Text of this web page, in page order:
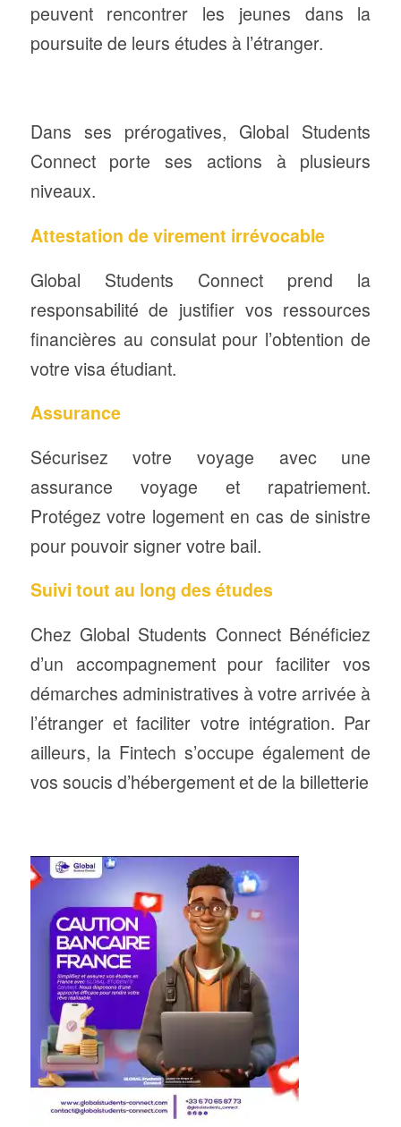
peuvent rencontrer les jeunes dans la
poursuite de leurs études à l’étranger.
Dans ses prérogatives, Global Students
Connect porte ses actions à plusieurs
niveaux.
Attestation de virement irrévocable
Global Students Connect prend la
responsabilité de justifier vos ressources
financières au consulat pour l’obtention de
votre visa étudiant.
Assurance
Sécurisez votre voyage avec une
assurance voyage et rapatriement.
Protégez votre logement en cas de sinistre
pour pouvoir signer votre bail.
Suivi tout au long des études
Chez Global Students Connect Bénéficiez
d’un accompagnement pour faciliter vos
démarches administratives à votre arrivée à
l’étranger et faciliter votre intégration. Par
ailleurs, la Fintech s’occupe également de
vos soucis d’hébergement et de la billetterie